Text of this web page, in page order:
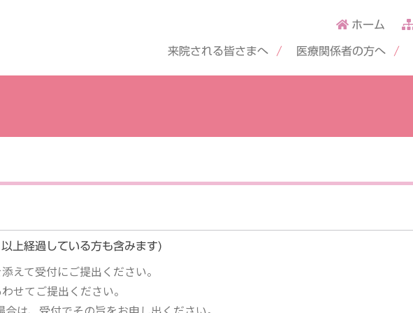
ホーム
来院される皆さまへ 医療関係者の方へ
上経過している方も含みます)
えて受付にご提出ください。
せてご提出ください。